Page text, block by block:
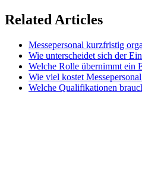
Skip
to
Related Articles
Messepersonal kurzfristig
Wie unterscheidet sich der
Welche Rolle übernimmt ein
Wie viel kostet
Welche Qualifikationen